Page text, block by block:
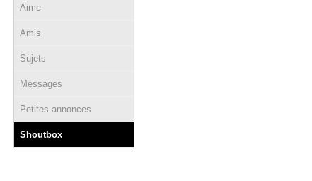
Aime
Amis
Sujets
Messages
Petites annonces
Shoutbox